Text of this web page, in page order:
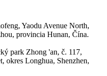
Yaodu Avenue North,
provincia Hunan, Čína.
park Zhong 'an, č. 117,
okres Longhua, Shenzhen,